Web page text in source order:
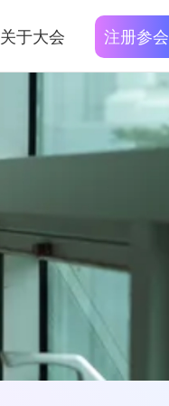
关于大会 注册参会